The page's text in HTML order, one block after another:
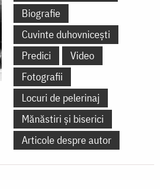
Biografie
Cuvinte duhovnicești
Predici
Video
Fotografii
Locuri de pelerinaj
Mănăstiri și biserici
Articole despre autor